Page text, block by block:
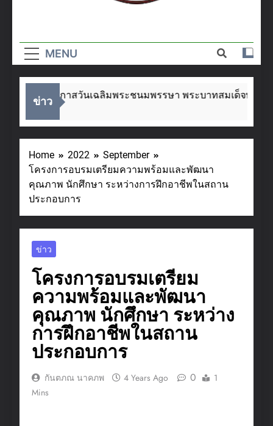
อาชีวศึกษา
นครสวรรค์
MENU
ข่าว
เนื่องในโอกาสวันเฉลิมพระชนมพรรษา พระบาทสมเด็จพระเ
Home 2022
September
โครงการอบรมเตรียมความพร้อมและพัฒนา
คุณภาพ นักศึกษา ระหว่างการฝึกอาชีพในสถาน
ประกอบการ
ข่าว
โครงการอบรมเตรียม
ความพร้อมและพัฒนา
คุณภาพ นักศึกษา ระหว่าง
การฝึกอาชีพในสถาน
ประกอบการ
กันตภณ นาคภพ 4 Years Ago 0
1
Mins